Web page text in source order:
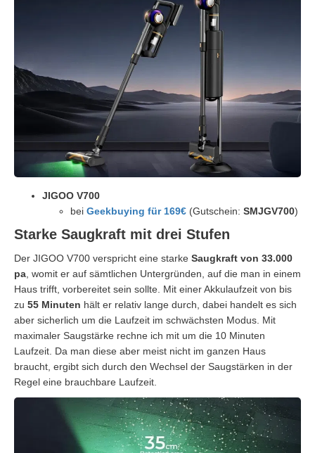
JIGOO V700
bei Geekbuying für 169€ (Gutschein: SMJGV700)
Starke Saugkraft mit drei Stufen
Der JIGOO V700 verspricht eine starke Saugkraft von 33.000
pa , womit er auf sämtlichen Untergründen, auf die man in einem
Haus trifft, vorbereitet sein sollte. Mit einer Akkulaufzeit von bis
zu 55 Minuten hält er relativ lange durch, dabei handelt es sich
aber sicherlich um die Laufzeit im schwächsten Modus. Mit
maximaler Saugstärke rechne ich mit um die 10 Minuten
Laufzeit. Da man diese aber meist nicht im ganzen Haus
braucht, ergibt sich durch den Wechsel der Saugstärken in der
Regel eine brauchbare Laufzeit.